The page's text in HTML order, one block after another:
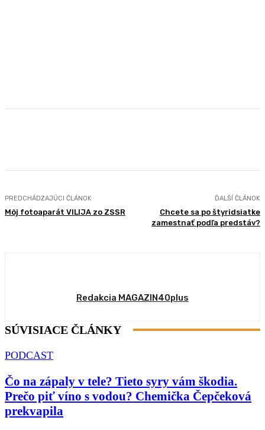
PREDCHÁDZAJÚCI ČLÁNOK
Môj fotoaparát VILIJA zo ZSSR
ĎALŠÍ ČLÁNOK
Chcete sa po štyridsiatke
zamestnať podľa predstáv?
Redakcia MAGAZIN40plus
SÚVISIACE ČLÁNKY
PODCAST
Čo na zápaly v tele? Tieto syry vám škodia.
Prečo piť víno s vodou? Chemička Čepčeková
prekvapila